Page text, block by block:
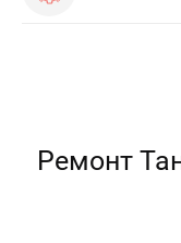
Ремонт